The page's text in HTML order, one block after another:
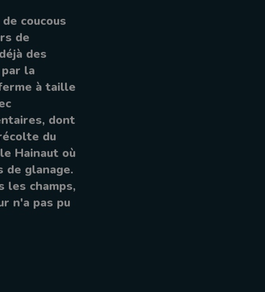
coucous
de
des
la
à taille
dont
du
Hainaut où
de glanage.
les champs,
n'a pas pu